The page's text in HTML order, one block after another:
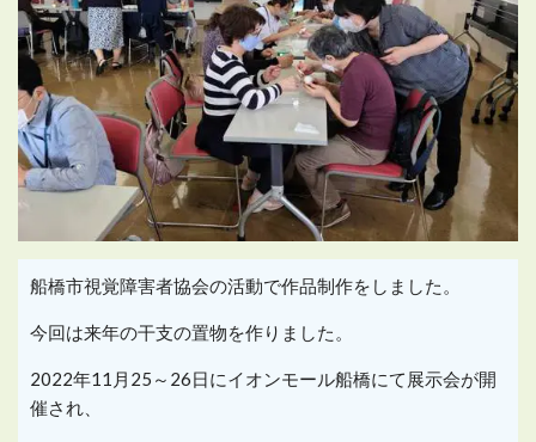
船橋市視覚障害者協会の活動で作品制作をしました。
今回は来年の干支の置物を作りました。
2022年11月25～26日にイオンモール船橋にて展示会が開
催され、